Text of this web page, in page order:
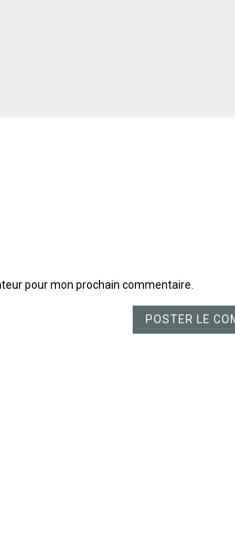
pour mon prochain commentaire.